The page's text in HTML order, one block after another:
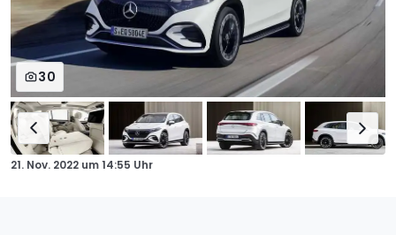
30
21. Nov. 2022 um14:55 Uhr